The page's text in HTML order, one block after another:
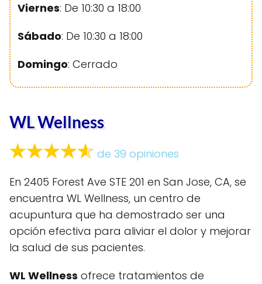
Viernes: De 10:30 a 18:00
Sábado: De 10:30 a 18:00
Domingo: Cerrado
WL Wellness
de 39 opiniones
En 2405 Forest Ave STE 201 en San Jose, CA, se
encuentra WL Wellness, un centro de
acupuntura que ha demostrado ser una
opción efectiva para aliviar el dolor y mejorar
la salud de sus pacientes.
WL Wellness ofrece tratamientos de